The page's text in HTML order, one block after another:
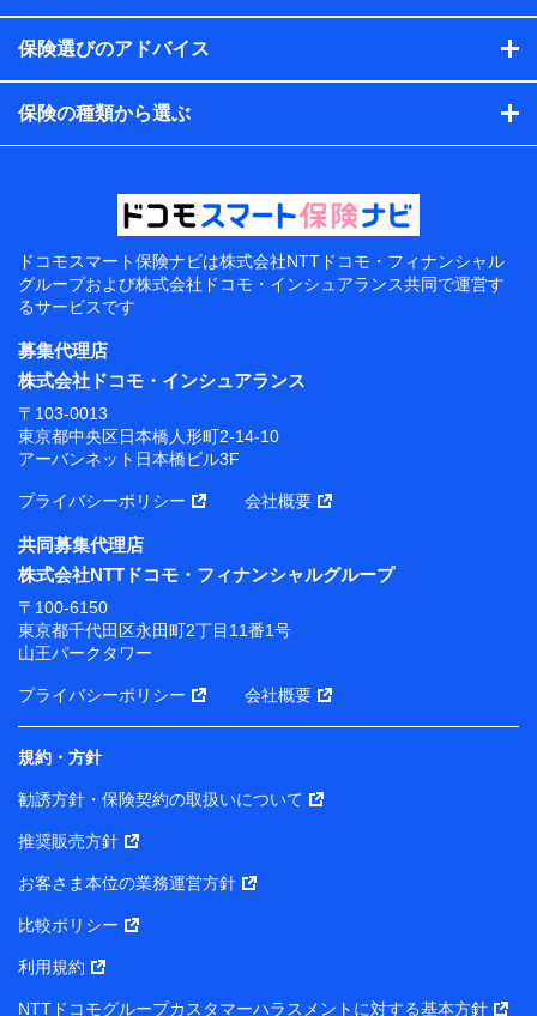
保険選びのアドバイス
保険の種類から選ぶ
ドコモスマート保険ナビは株式会社NTTドコモ・フィナンシャル
グループおよび株式会社ドコモ・インシュアランス共同で運営す
るサービスです
募集代理店
株式会社ドコモ・インシュアランス
〒103-0013
東京都中央区日本橋人形町2-14-10
アーバンネット日本橋ビル3F
プライバシーポリシー 会社概要
共同募集代理店
株式会社NTTドコモ・フィナンシャルグループ
〒100-6150
東京都千代田区永田町2丁目11番1号
山王パークタワー
プライバシーポリシー 会社概要
規約・方針
勧誘方針・保険契約の取扱いについて
推奨販売方針
お客さま本位の業務運営方針
比較ポリシー
利用規約
NTTドコモグループカスタマーハラスメントに対する基本方針